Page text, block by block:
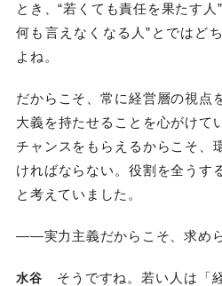
とき、“若くても責任を果たす人
何も言えなくなる人”とではど
よね。
だからこそ、常に経営層の視点
大義を持たせることを心がけて
チャンスをもらえるからこそ、
ければならない。役割を全うす
と考えていました。
――実力主義だからこそ、求めら
水谷 そうですね。若い人は「